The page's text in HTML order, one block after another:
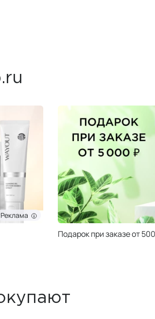
Реклама
Подарок при заказе от